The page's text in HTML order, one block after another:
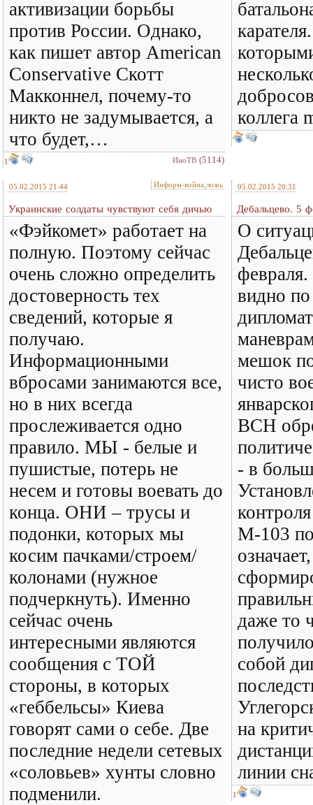
активизации борьбы
против России. Однако,
как пишет автор American
Conservative Скотт
Макконнел, почему-то
никто не задумывается, а
что будет,…
1 ИноТВ (5114)
коллега
05.02.2015 21:44 Информ-война,ложь
Украинские солдаты чувствуют себя дичью
«Фэйкомет» работает на
полную. Поэтому сейчас
очень сложно определить
достоверность тех
сведений, которые я
получаю.
Информационными
вбросами занимаются все,
но в них всегда
прослеживается одно
правило. МЫ - белые и
пушистые, потерь не
несем и готовы воевать до
конца. ОНИ – трусы и
подонки, которых мы
косим пачками/строем/
колонами (нужное
подчеркнуть). Именно
сейчас очень
интересными являются
сообщения с ТОЙ
стороны, в которых
«геббельсы» Киева
говорят сами о себе. Две
последние недели сетевых
«соловьев» хунты словно
подменили.
05.02.2015 20:31
Дебальцево. 5
О
видно по
мешок
чисто
ВСН
- в
М-103
даже то
собой
на
линии
1